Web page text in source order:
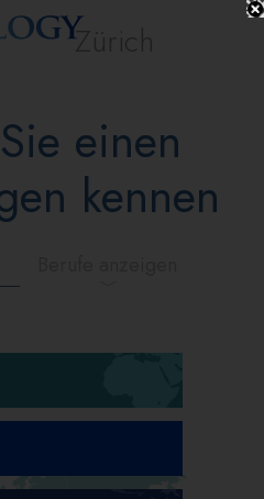
Zürich
einen
kennen